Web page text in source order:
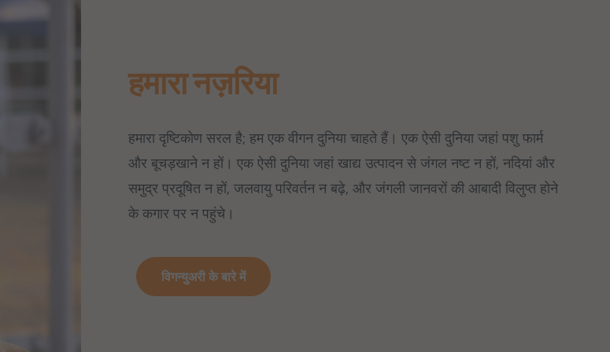
हमारा नज़रिया
हमारा दृष्टिकोण सरल है; हम एक वीगन दुनिया चाहते हैं। एक ऐसी दुनिया जहां पशु फार्म
और बूचड़खाने न हों। एक ऐसी दुनिया जहां खाद्य उत्पादन से जंगल नष्ट न हों, नदियां और
समुद्र प्रदूषित न हों, जलवायु परिवर्तन न बढ़े, और जंगली जानवरों की आबादी विलुप्त होने
के कगार पर न पहुंचे।
विगन्युअरी के बारे में